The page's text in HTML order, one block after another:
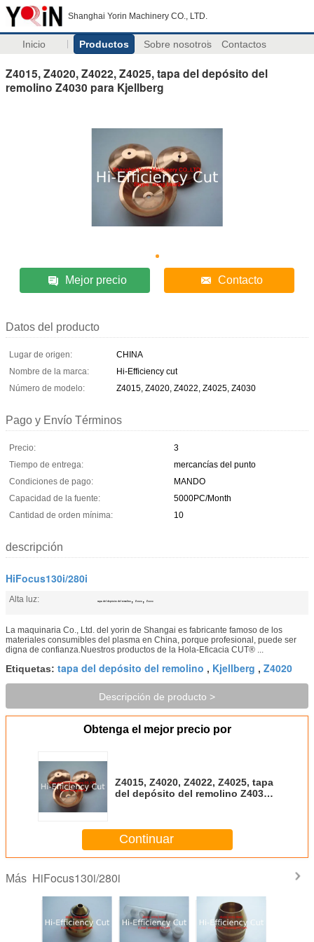
Shanghai Yorin Machinery CO., LTD.
Inicio Productos Sobre nosotros Contactos
Z4015, Z4020, Z4022, Z4025, tapa del depósito del
remolino Z4030 para Kjellberg
Mejor precio Contacto
Datos del producto
Lugar de origen:
CHINA
Nombre de la marca:
Hi-Efficiency cut
Número de modelo:
Z4015, Z4020, Z4022, Z4025, Z4030
Pago y Envío Términos
Precio:
3
Tiempo de entrega:
mercancías del punto
Condiciones de pago:
MANDO
Capacidad de la fuente:
5000PC/Month
Cantidad de orden mínima:
10
descripción
HiFocus130i/280i
Alta luz: tapa del depósito del remolino , Z4020 , Z4030
La maquinaria Co., Ltd. del yorin de Shangai es fabricante famoso de los
materiales consumibles del plasma en China, porque profesional, puede ser
digna de confianza.Nuestros productos de la Hola-Eficacia CUT® ...
Etiquetas: tapa del depósito del remolino , Kjellberg , Z4020
Descripción de producto >
Obtenga el mejor precio por
Z4015, Z4020, Z4022, Z4025, tapa
del depósito del remolino Z4030
Continuar
Más HiFocus130i/280i